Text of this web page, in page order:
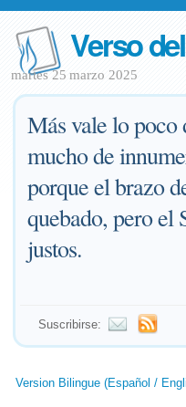
Verso
martes 25 marzo 2025
Más vale lo poco
mucho de
porque el brazo
quebado, pero el
justos.
Suscribirse:
Version Bilingue (Español /